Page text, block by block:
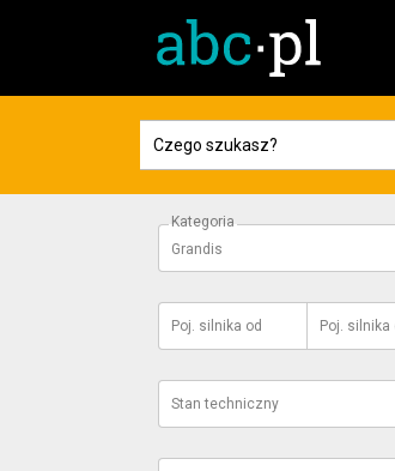
Kategoria
Grandis
Poj. silnika od Poj. silnika
Stan techniczny